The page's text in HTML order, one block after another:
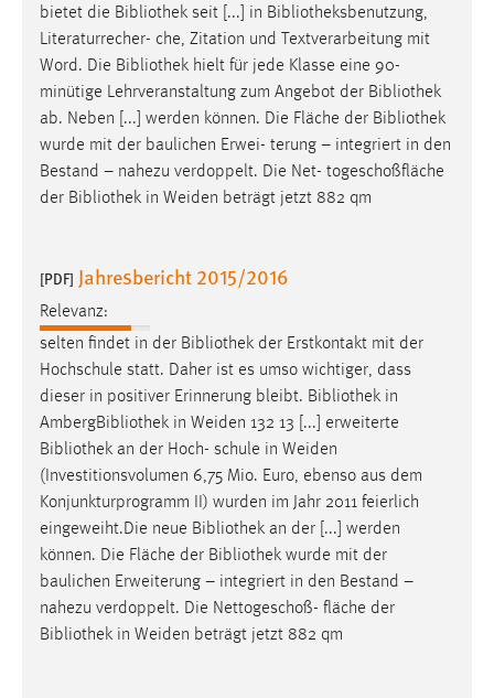
bietet die Bibliothek seit [...] in Bibliotheksbenutzung,
Literaturrecher- che, Zitation und Textverarbeitung mit
Word. Die Bibliothek hielt für jede Klasse eine 90-
minütige Lehrveranstaltung zum Angebot der Bibliothek
ab. Neben [...] werden können. Die Fläche der Bibliothek
wurde mit der baulichen Erwei- terung – integriert in den
Bestand – nahezu verdoppelt. Die Net- togeschoßfläche
der Bibliothek in Weiden beträgt jetzt 882 qm
[PDF] Jahresbericht 2015/2016
Relevanz:
selten findet in der Bibliothek der Erstkontakt mit der
Hochschule statt. Daher ist es umso wichtiger, dass
dieser in positiver Erinnerung bleibt. Bibliothek in
AmbergBibliothek in Weiden 132 13 [...] erweiterte
Bibliothek an der Hoch- schule in Weiden
(Investitionsvolumen 6,75 Mio. Euro, ebenso aus dem
Konjunkturprogramm II) wurden im Jahr 2011 feierlich
eingeweiht.Die neue Bibliothek an der [...] werden
können. Die Fläche der Bibliothek wurde mit der
baulichen Erweiterung – integriert in den Bestand –
nahezu verdoppelt. Die Nettogeschoß- fläche der
Bibliothek in Weiden beträgt jetzt 882 qm
gespeichert, ob man eingeloggt ist.
Sprachpräferenz
Name:
site-language-preference
Zweck:
Das Cookie speichert die gewählte Sprache der Website.
30 Tage
Chat
Name:
MibewSessionID, MIBEW_UserID, mibew_locale, mibew-
chat-frame-style-5e9dbeb1811c0446
Zweck:
Wird benötigt um die Chatfunktion nutzen zu können.
Cookie Laufzeit:
MibewSessionID, mibew-chat-frame-style-
5e9dbeb1811c0446 = Sitzungslaufzeit, mibew_locale = 3
Jahre, MIBEW_UserID = 1 Jahr